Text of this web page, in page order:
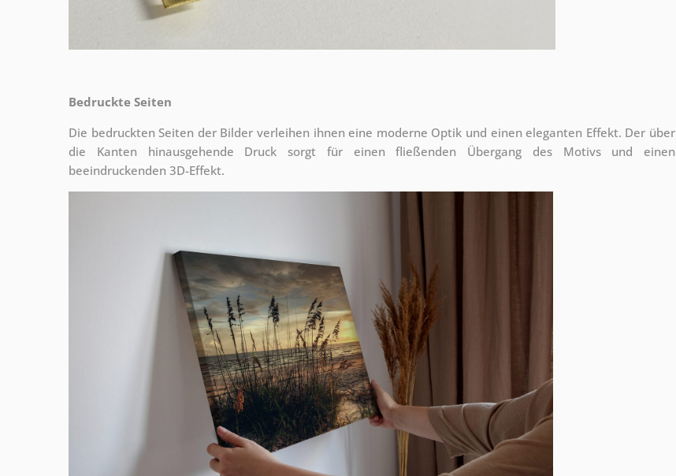
Bedruckte Seiten
Die bedruckten Seiten der Bilder verleihen ihnen eine moderne Optik und einen eleganten Effekt. Der über
die Kanten hinausgehende Druck sorgt für einen fließenden Übergang des Motivs und einen
beeindruckenden 3D-Effekt.